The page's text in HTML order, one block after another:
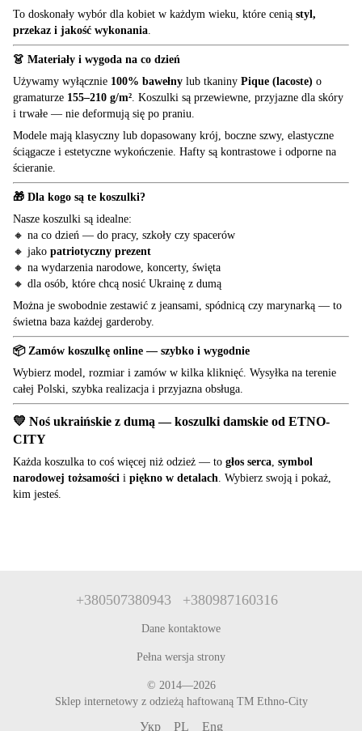
To doskonały wybór dla kobiet w każdym wieku, które cenią styl,
przekaz i jakość wykonania.
👗 Materiały i wygoda na co dzień
Używamy wyłącznie 100% bawełny lub tkaniny Pique (lacoste) o
gramaturze 155–210 g/m². Koszulki są przewiewne, przyjazne dla skóry
i trwałe — nie deformują się po praniu.
Modele mają klasyczny lub dopasowany krój, boczne szwy, elastyczne
ściągacze i estetyczne wykończenie. Hafty są kontrastowe i odporne na
ścieranie.
🎁 Dla kogo są te koszulki?
Nasze koszulki są idealne:
🔸 na co dzień — do pracy, szkoły czy spacerów
🔸 jako patriotyczny prezent
🔸 na wydarzenia narodowe, koncerty, święta
🔸 dla osób, które chcą nosić Ukrainę z dumą
Można je swobodnie zestawić z jeansami, spódnicą czy marynarką — to
świetna baza każdej garderoby.
📦 Zamów koszulkę online — szybko i wygodnie
Wybierz model, rozmiar i zamów w kilka kliknięć. Wysyłka na terenie
całej Polski, szybka realizacja i przyjazna obsługa.
💛 Noś ukraińskie z dumą — koszulki damskie od ETNO-
CITY
Każda koszulka to coś więcej niż odzież — to głos serca, symbol
narodowej tożsamości i piękno w detalach. Wybierz swoją i pokaż,
kim jesteś.
+380507380943 +380987160316
Dane kontaktowe
Pełna wersja strony
© 2014—2026
Sklep internetowy z odzieżą haftowaną TM Ethno-City
Укр PL Eng